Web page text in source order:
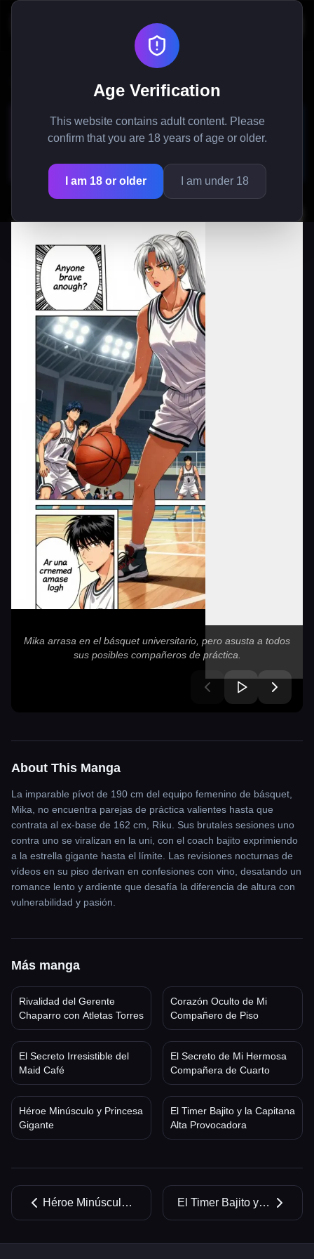
Age Verification
This website contains adult content. Please
confirm that you are 18 years of age or older.
I am 18 or older I am under 18
Romance Gigante: Estrella
del Basket y su Coach
Minúsculo
Mika arrasa en el básquet universitario, pero asusta a todos
sus posibles compañeros de práctica.
About This Manga
La imparable pívot de 190 cm del equipo femenino de básquet,
Mika, no encuentra parejas de práctica valientes hasta que
contrata al ex-base de 162 cm, Riku. Sus brutales sesiones uno
contra uno se viralizan en la uni, con el coach bajito exprimiendo
a la estrella gigante hasta el límite. Las revisiones nocturnas de
vídeos en su piso derivan en confesiones con vino, desatando un
romance lento y ardiente que desafía la diferencia de altura con
vulnerabilidad y pasión.
Más manga
Rivalidad del Gerente
Chaparro con Atletas Torres
Corazón Oculto de Mi
Compañero de Piso
El Secreto Irresistible del
Maid Café
El Secreto de Mi Hermosa
Compañera de Cuarto
Héroe Minúsculo y Princesa
Gigante
El Timer Bajito y la Capitana
Alta Provocadora
Héroe Minúsculo y Princesa Gigante El Timer Bajito y la Capitana Alta Provocadora